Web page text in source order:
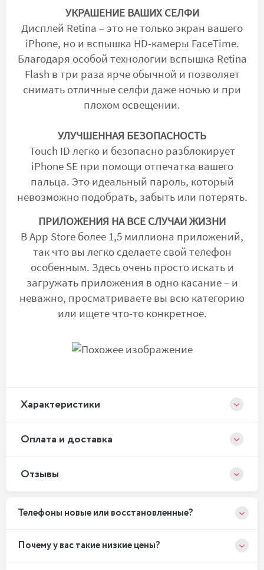
УКРАШЕНИЕ ВАШИХ СЕЛФИ
Дисплей Retina – это не только экран вашего
iPhone, но и вспышка HD-камеры FaceTime.
Благодаря особой технологии вспышка Retina
Flash в три раза ярче обычной и позволяет
снимать отличные селфи даже ночью и при
плохом освещении.
УЛУЧШЕННАЯ БЕЗОПАСНОСТЬ
Touch ID легко и безопасно разблокирует
iPhone SE при помощи отпечатка вашего
пальца. Это идеальный пароль, который
невозможно подобрать, забыть или потерять.
ПРИЛОЖЕНИЯ НА ВСЕ СЛУЧАИ ЖИЗНИ
В App Store более 1,5 миллиона приложений,
так что вы легко сделаете свой телефон
особенным. Здесь очень просто искать и
загружать приложения в одно касание – и
неважно, просматриваете вы всю категорию
или ищете что-то конкретное.
Xарактеристики
Оплата и доставка
Отзывы
Телефоны новые или восстановленные?
Почему у вас такие низкие цены?